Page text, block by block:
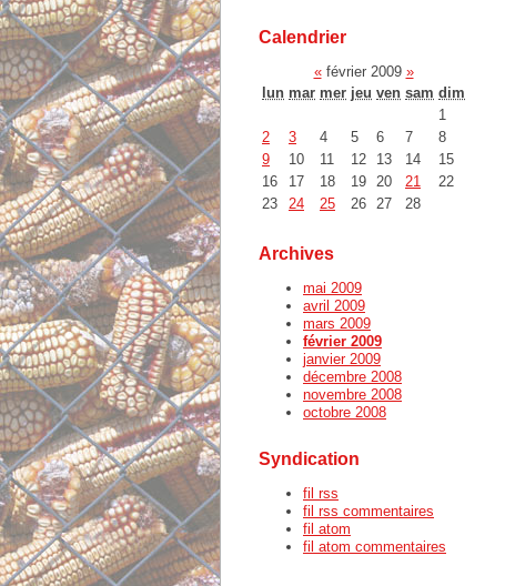
Calendrier
«février 2009 »
lun mar mer jeu ven sam dim
1
2
3 4 5 6 7
8
9
10 11 12 13 14
15
16
17 18 19 20 21
22
23
24 25 26 27 28
Archives
mai 2009
avril 2009
mars 2009
février 2009
janvier 2009
décembre 2008
novembre 2008
octobre 2008
Syndication
fil rss
fil rss commentaires
fil atom
fil atom commentaires